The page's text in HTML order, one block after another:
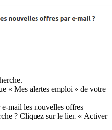
« Mes alertes emploi » de votre
mail les nouvelles offres
? Cliquez sur le lien « Activer